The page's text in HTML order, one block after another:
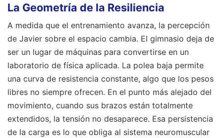
La Geometría de la Resiliencia
A medida que el entrenamiento avanza, la percepción
de Javier sobre el espacio cambia. El gimnasio deja de
ser un lugar de máquinas para convertirse en un
laboratorio de física aplicada. La polea baja permite
una curva de resistencia constante, algo que los pesos
libres no siempre ofrecen. En el punto más alejado del
movimiento, cuando sus brazos están totalmente
extendidos, la tensión no desaparece. Esa persistencia
de la carga es lo que obliga al sistema neuromuscular